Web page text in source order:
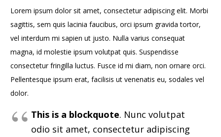
Lorem ipsum dolor sit amet, consectetur adipiscing elit. Morbi
sagittis, sem quis lacinia faucibus, orci ipsum gravida tortor,
vel interdum mi sapien ut justo. Nulla varius consequat
magna, id molestie ipsum volutpat quis. Suspendisse
consectetur fringilla luctus. Fusce id mi diam, non ornare orci.
Pellentesque ipsum erat, facilisis ut venenatis eu, sodales vel
dolor.
This is a blockquote. Nunc volutpat
odio sit amet, consectetur adipiscing